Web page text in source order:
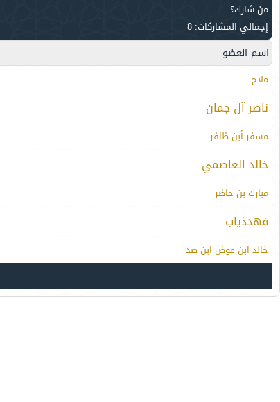
من شارك؟
إجمالي المشاركات: 8
اسم العضو
ملاح
ناصر آل جمان
مسفر أبن ظافر
خالد العاصمي
مبارك بن حاضر
فهدذياب
خالد ابن عوض ابن صد